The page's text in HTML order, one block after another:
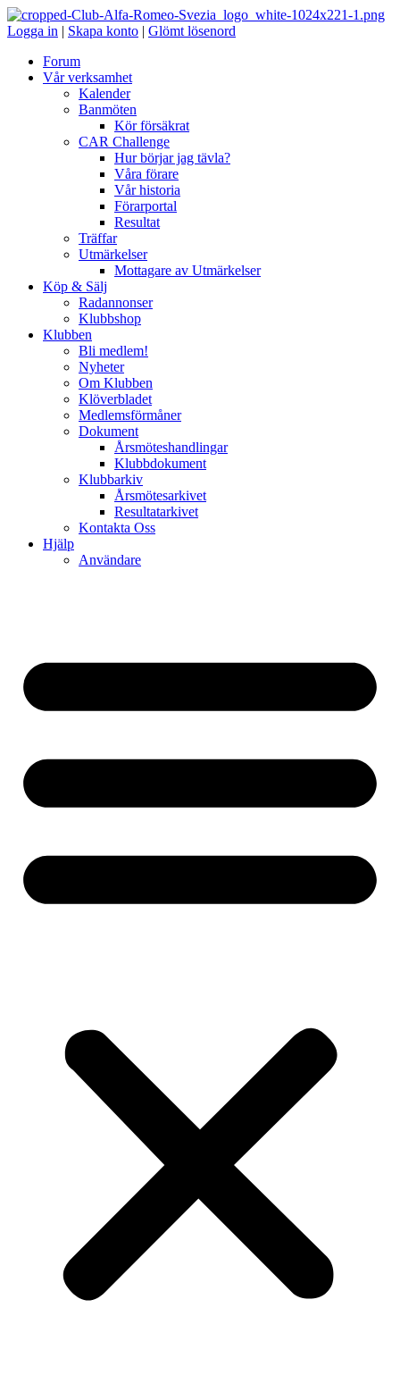
Logga in | Skapa konto | Glömt lösenord
Forum
Vår verksamhet
Kalender
Banmöten
Kör försäkrat
CAR Challenge
Hur börjar jag tävla?
Våra förare
Vår historia
Förarportal
Resultat
Träffar
Utmärkelser
Mottagare av Utmärkelser
Köp & Sälj
Radannonser
Klubbshop
Klubben
Bli medlem!
Nyheter
Om Klubben
Klöverbladet
Medlemsförmåner
Dokument
Årsmöteshandlingar
Klubbdokument
Klubbarkiv
Årsmötesarkivet
Resultatarkivet
Kontakta Oss
Hjälp
Användare